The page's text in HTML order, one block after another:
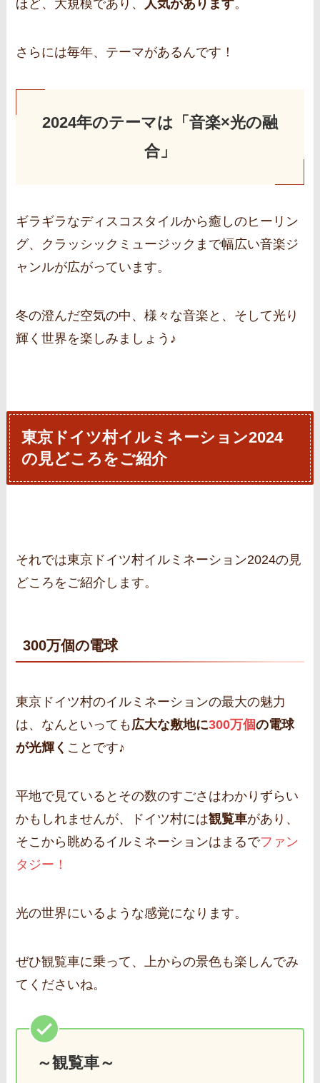
ほど、大規模であり、 人気があります。
さらには毎年、テーマがあるんです！
2024年のテーマは「音楽×光の融
合」
ギラギラなディスコスタイルから癒しのヒーリン
グ、クラッシックミュージックまで幅広い音楽ジ
ャンルが広がっています。
冬の澄んだ空気の中、様々な音楽と、そして光り
輝く世界を楽しみましょう♪
東京ドイツ村イルミネーション2024
の見どころをご紹介
それでは東京ドイツ村イルミネーション2024の見
どころをご紹介します。
300万個の電球
東京ドイツ村のイルミネーションの最大の魅力
は、なんといっても 広大な敷地に300万個の電球
が光輝く ことです♪
平地で見ているとその数のすごさはわかりずらい
かもしれませんが、ドイツ村には観覧車があり、
そこから眺めるイルミネーションはまるでファン
タジー！
光の世界にいるような感覚になります。
ぜひ観覧車に乗って、上からの景色も楽しんでみ
てくださいね。
～観覧車～